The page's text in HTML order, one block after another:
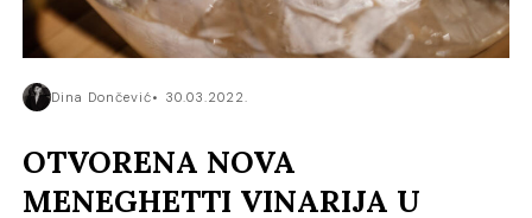
Dina Dončević 30.03.2022.
OTVORENA NOVA
MENEGHETTI VINARIJA U